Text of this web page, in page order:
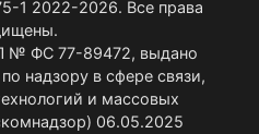
1 2022-2026. Все права
№ ФС 77-89472, выдано
надзору в сфере связи,
и массовых
06.05.2025